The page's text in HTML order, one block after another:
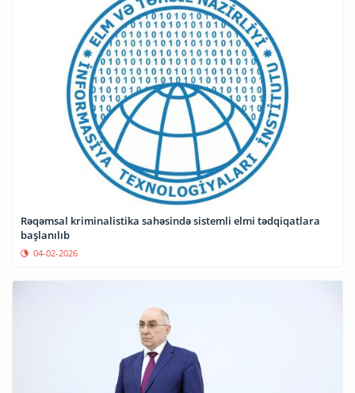
Rəqəmsal kriminalistika sahəsində sistemli elmi tədqiqatlara
başlanılıb
04-02-2026